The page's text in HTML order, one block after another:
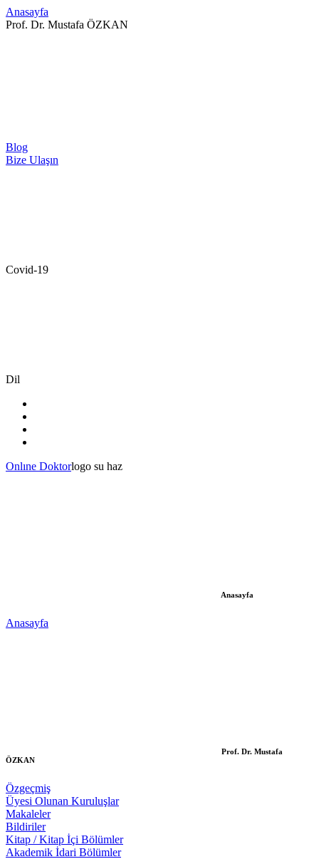
Anasayfa
Prof. Dr. Mustafa ÖZKAN
Blog
Bize Ulaşın
Covid-19
Dil
Onlıne Doktorlogo su haz
Anasayfa
Anasayfa
Prof. Dr. Mustafa
ÖZKAN
Özgeçmiş
Üyesi Olunan Kuruluşlar
Makaleler
Bildiriler
Kitap / Kitap İçi Bölümler
Akademik İdari Bölümler